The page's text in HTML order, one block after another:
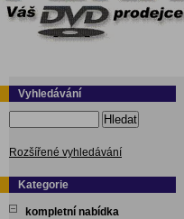
Vyhledávání
Hledat
Rozšířené vyhledávání
Kategorie
kompletní nabídka